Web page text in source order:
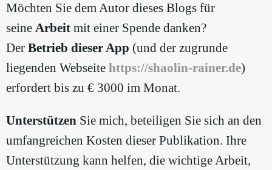
Möchten Sie dem Autor dieses Blogs für
seine Arbeit mit einer Spende danken?
Der Betrieb dieser App (und der zugrunde
liegenden Webseite https://shaolin-rainer.de)
erfordert bis zu € 3000 im Monat.
Unterstützen Sie mich, beteiligen Sie sich an den
umfangreichen Kosten dieser Publikation. Ihre
Unterstützung kann helfen, die wichtige Arbeit,